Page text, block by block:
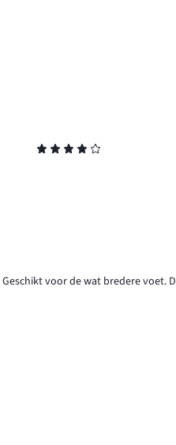
voor de wat bredere voet.